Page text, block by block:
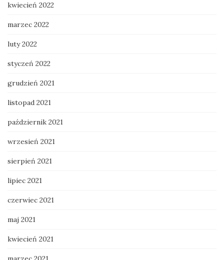
kwiecień 2022
marzec 2022
luty 2022
styczeń 2022
grudzień 2021
listopad 2021
październik 2021
wrzesień 2021
sierpień 2021
lipiec 2021
czerwiec 2021
maj 2021
kwiecień 2021